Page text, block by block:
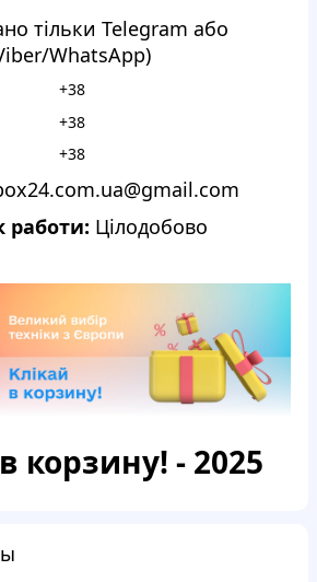
тільки Telegram або
WhatsApp)
+38
+38
+38
работи: Цілодобово
корзину! - 2025